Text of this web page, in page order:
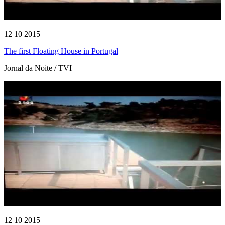
12 10 2015
The first Floating House in Portugal
Jornal da Noite / TVI
12 10 2015